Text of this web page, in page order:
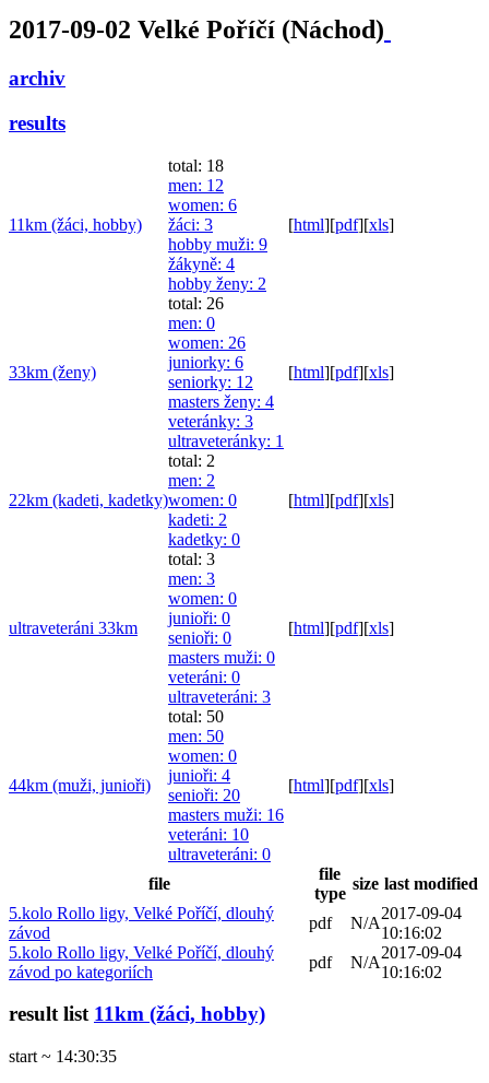
2017-09-02 Velké Poříčí (Náchod)
archiv
results
11km (žáci, hobby)
total: 18
men: 12
women: 6
žáci: 3
hobby muži: 9
žákyně: 4
hobby ženy: 2
[html][pdf][xls]
33km (ženy)
total: 26
men: 0
women: 26
juniorky: 6
seniorky: 12
masters ženy: 4
veteránky: 3
ultraveteránky: 1
[html][pdf][xls]
22km (kadeti, kadetky)
total: 2
men: 2
women: 0
kadeti: 2
kadetky: 0
[html][pdf][xls]
ultraveteráni 33km
total: 3
men: 3
women: 0
junioři: 0
senioři: 0
masters muži: 0
veteráni: 0
ultraveteráni: 3
[html][pdf][xls]
44km (muži, junioři)
total: 50
men: 50
women: 0
junioři: 4
senioři: 20
masters muži: 16
veteráni: 10
ultraveteráni: 0
[html][pdf][xls]
file
file
type
size last modified
5.kolo Rollo ligy, Velké Poříčí, dlouhý
závod
pdf N/A
2017-09-04
10:16:02
5.kolo Rollo ligy, Velké Poříčí, dlouhý
závod po kategoriích
pdf N/A
2017-09-04
10:16:02
result list 11km (žáci, hobby)
start ~ 14:30:35